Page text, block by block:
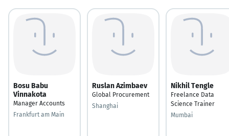
Bosu Babu
Vinnakota
Manager Accounts
Frankfurt am Main
Ruslan Azimbaev
Global Procurement
Shanghai
Nikhil Tengle
Freelance Data
Science Trainer
Mumbai